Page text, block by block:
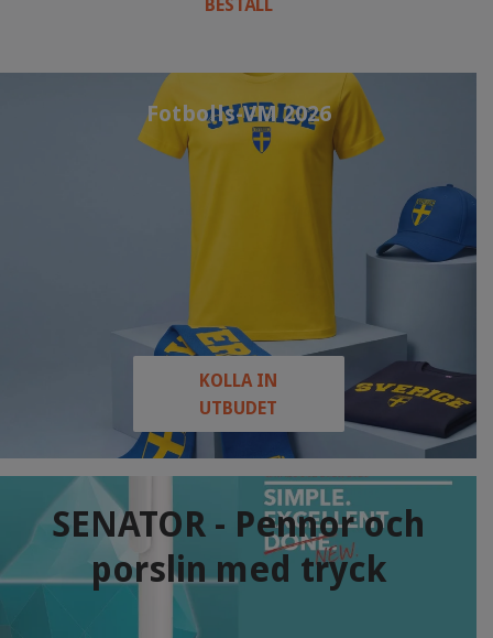
BESTÄLL
Fotbolls-VM 2026
KOLLA IN
UTBUDET
SENATOR - Pennor och
porslin med tryck